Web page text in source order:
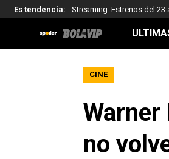
Es tendencia: Streaming: Estrenos del 23
CINE
Warner
no